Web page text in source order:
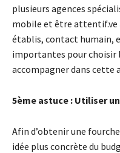
plusieurs agences
mobile et être attentif.ve
établis, contact humain,
importantes pour choisir
accompagner dans cette
5ème astuce : Utiliser
Afin d’obtenir une
idée plus concrète du